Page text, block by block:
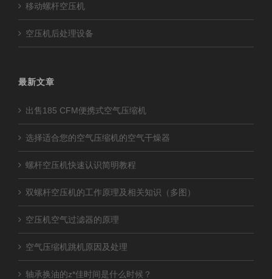
移动螺杆空压机
空压机后处理设备
最新文章
出售185 CFM便携式空气压缩机
选择适合您的空气压缩机的空气干燥器
螺杆空压机快速认识简明教程
双螺杆空压机的工作原理及相关知识（多图）
空压机空气过滤器的原理
空气压缩机跳机原因及处理
轴承换油的z*佳时间是什么时候？